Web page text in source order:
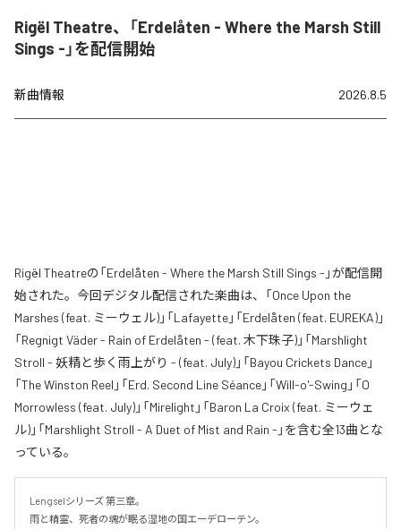
Rigël Theatre、「Erdelåten - Where the Marsh Still
Sings -」を配信開始
新曲情報 2026.8.5
Rigël Theatreの「Erdelåten - Where the Marsh Still Sings -」が配信開
始された。今回デジタル配信された楽曲は、「Once Upon the
Marshes (feat. ミーウェル)」「Lafayette」「Erdelåten (feat. EUREKA)」
「Regnigt Väder - Rain of Erdelåten - (feat. 木下珠子)」「Marshlight
Stroll - 妖精と歩く雨上がり - (feat. July)」「Bayou Crickets Dance」
「The Winston Reel」「Erd. Second Line Séance」「Will-o'-Swing」「O
Morrowless (feat. July)」「Mirelight」「Baron La Croix (feat. ミーウェ
ル)」「Marshlight Stroll - A Duet of Mist and Rain -」を含む全13曲とな
っている。
Lengselシリーズ 第三章。
雨と精霊、死者の魂が眠る湿地の国エーデローテン。